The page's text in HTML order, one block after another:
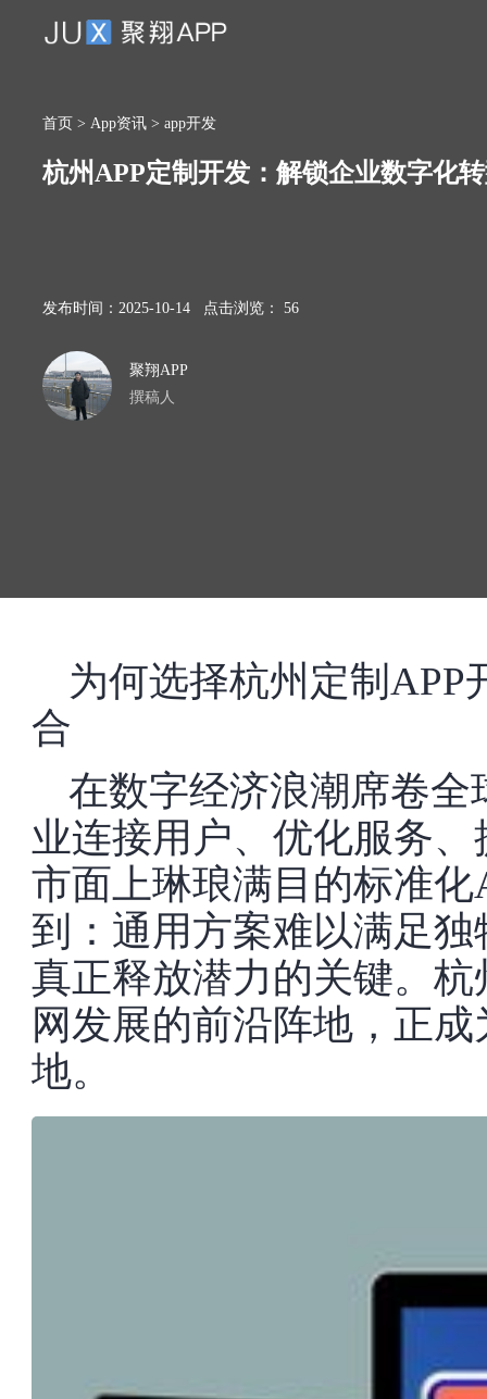
首页 >App资讯 >app开发
杭州APP定制开发：解锁企业数字化
发布时间：2025-10-14 点击浏览： 56
聚翔APP
撰稿人
为何选择杭州定制
合
在数字经济浪潮席卷
业连接用户、优化服务
市面上琳琅满目的标准
到：通用方案难以满足
真正释放潜力的关键。
网发展的前沿阵地，正
地。